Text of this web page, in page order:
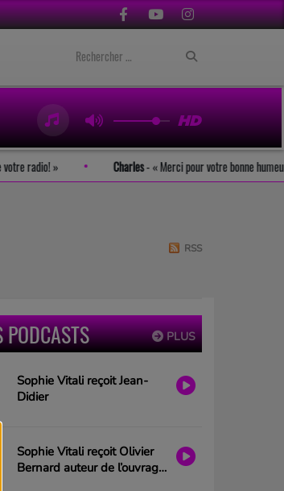
votre radio! Charles- Merci pour votre bonne
RSS
PLUS
Sophie Vitali reçoit Jean-
Didier
Sophie Vitali reçoit Olivier
Bernard auteur de l’ouvrage